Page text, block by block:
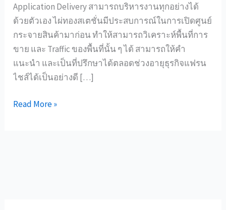
Application Delivery สามารถบริหารงานทุกอย่างได้
ด้วยตัวเอง ไผ่ทองสเตชั่นมีประสบการณ์ในการเปิดศูนย์
กระจายสินค้ามาก่อน ทำให้สามารถวิเคราะห์พื้นที่การ
ขาย และ Traffic ของพื้นที่นั้น ๆ ได้ สามารถให้คำ
แนะนำ และเป็นที่ปรึกษาได้ตลอดช่วงอายุธุรกิจแฟรน
ไชส์ได้เป็นอย่างดี […]
Read More »